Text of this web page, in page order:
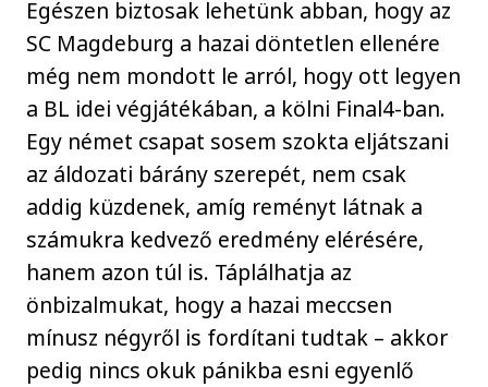
Egészen biztosak lehetünk abban, hogy az
SC Magdeburg a hazai döntetlen ellenére
még nem mondott le arról, hogy ott legyen
a BL idei végjátékában, a kölni Final4-ban.
Egy német csapat sosem szokta eljátszani
az áldozati bárány szerepét, nem csak
addig küzdenek, amíg reményt látnak a
számukra kedvező eredmény elérésére,
hanem azon túl is. Táplálhatja az
önbizalmukat, hogy a hazai meccsen
mínusz négyről is fordítani tudtak – akkor
pedig nincs okuk pánikba esni egyenlő